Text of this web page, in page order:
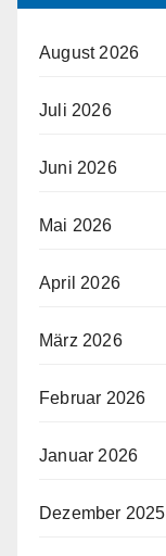
August 2026
Juli 2026
Juni 2026
Mai 2026
April 2026
März 2026
Februar 2026
Januar 2026
Dezember 2025